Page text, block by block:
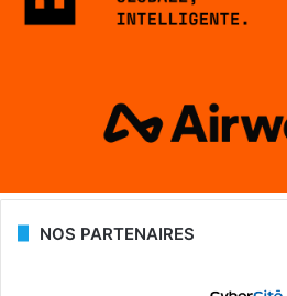
NOS PARTENAIRES